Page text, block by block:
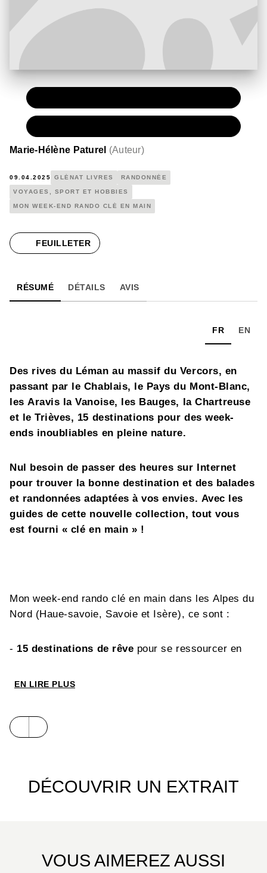
Marie-Hélène Paturel (Auteur)
09.04.2025 GLÉNAT LIVRES RANDONNÉE
VOYAGES, SPORT ET HOBBIES
MON WEEK-END RANDO CLÉ EN MAIN
FEUILLETER
RÉSUMÉ DÉTAILS AVIS
FR EN
Des rives du Léman au massif du Vercors, en
passant par le Chablais, le Pays du Mont-Blanc,
les Aravis la Vanoise, les Bauges, la Chartreuse
et le Trièves, 15 destinations pour des week-
ends inoubliables en pleine nature.
Nul besoin de passer des heures sur Internet
pour trouver la bonne destination et des balades
et randonnées adaptées à vos envies. Avec les
guides de cette nouvelle collection, tout vous
est fourni « clé en main » !
Mon week-end rando clé en main dans les Alpes du
Nord (Haue-savoie, Savoie et Isère), ce sont :
- 15 destinations de rêve pour se ressourcer en
destination – et de nombreuses variantes
accessibles au plus grand nombre
EN LIRE PLUS
DÉCOUVRIR UN EXTRAIT
VOUS AIMEREZ AUSSI